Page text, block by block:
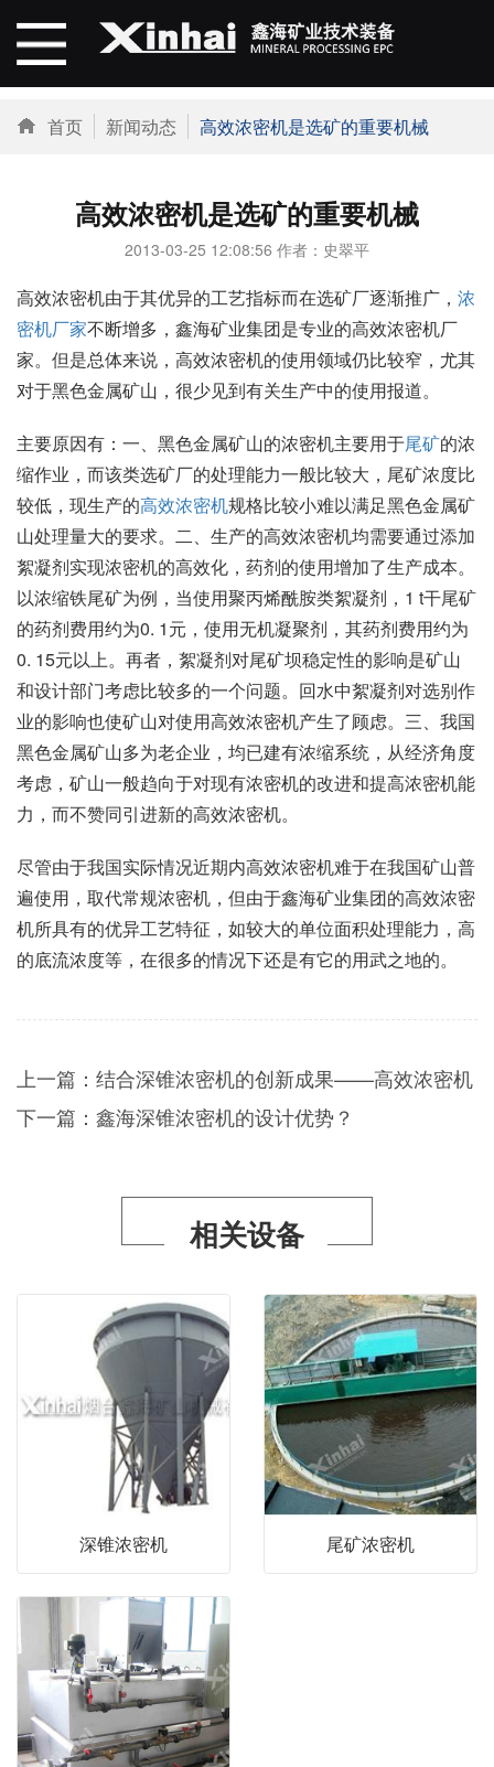
首页 新闻动态 高效浓密机是选矿的重要机械
高效浓密机是选矿的重要机械
2013-03-25 12:08:56 作者：史翠平
高效浓密机由于其优异的工艺指标而在选矿厂逐渐推广， 浓
密机厂家不断增多，鑫海矿业集团是专业的高效浓密机厂
家。但是总体来说，高效浓密机的使用领域仍比较窄，尤其
对于黑色金属矿山，很少见到有关生产中的使用报道。
主要原因有：一、黑色金属矿山的浓密机主要用于尾矿的浓
缩作业，而该类选矿厂的处理能力一般比较大，尾矿浓度比
较低，现生产的高效浓密机规格比较小难以满足黑色金属矿
山处理量大的要求。二、生产的高效浓密机均需要通过添加
絮凝剂实现浓密机的高效化，药剂的使用增加了生产成本。
以浓缩铁尾矿为例，当使用聚丙烯酰胺类絮凝剂，1 t干尾矿
的药剂费用约为0. 1元，使用无机凝聚剂，其药剂费用约为
0. 15元以上。再者，絮凝剂对尾矿坝稳定性的影响是矿山
和设计部门考虑比较多的一个问题。回水中絮凝剂对选别作
业的影响也使矿山对使用高效浓密机产生了顾虑。三、我国
黑色金属矿山多为老企业，均已建有浓缩系统，从经济角度
考虑，矿山一般趋向于对现有浓密机的改进和提高浓密机能
力，而不赞同引进新的高效浓密机。
尽管由于我国实际情况近期内高效浓密机难于在我国矿山普
遍使用，取代常规浓密机，但由于鑫海矿业集团的高效浓密
机所具有的优异工艺特征，如较大的单位面积处理能力，高
的底流浓度等，在很多的情况下还是有它的用武之地的。
上一篇： 结合深锥浓密机的创新成果——高效浓密机
下一篇： 鑫海深锥浓密机的设计优势？
相关设备
深锥浓密机 尾矿浓密机